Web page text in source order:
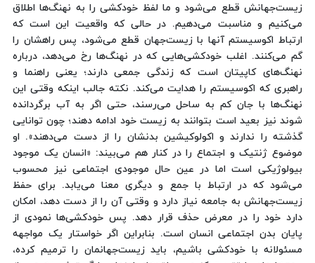
زیست‌جهانش قطع می‌شود و ما لفظ خودکشی را به نهنگ‌ها اطلاق
می‌کنیم و مناسبت می‌دهیم. در حالی که واقعیت این است که
ارتباط اکوسیستم آنها با زیست‌جهان قطع می‌شود، پس راهشان را
گم می‌کنند. اغلب خودکشی‌هایی که در نهنگ‌ها رخ می‌دهد، درباره
نهنگ‌های کاپیتان است که زندگی جمعی دارند؛ یعنی راهنما و
راهبری که اکوسیستم را هدایت می‌کند. نکته جالب اینکه وقتی این
نهنگ‌ها با جان کم به ساحل می‌رسند، حتی اگر به آب برگردانده
شوند نیز بعید است بتوانند به زیست خود ادامه دهند؛ چون توانایی
گذشته را ندارند و اکولوکیشین بدنشان را از دست می‌دهند». او
موضوع ژنتیک و اجتماع را در کنار هم می‌بیند: «انسان یک موجود
بیولوژیکی است اما در عین حال موجودی اجتماعی نیز محسوب
می‌شود که در ارتباط با جمع و دیگری معنا می‌یابد. برای حفظ
زیست‌جهانش به جامعه نیاز دارد و وقتی آن را از دست دهد، امکان
دارد خود را در معرض حذف قرار دهد. پس خودکشی‌ها نمودی از
پایان بدن اجتماعی انسان است. بنابراین اگر خواستار یک مواجهه
مسئولانه با خودکشی باشیم، باید زیست‌جهانمان را ترمیم کرده،